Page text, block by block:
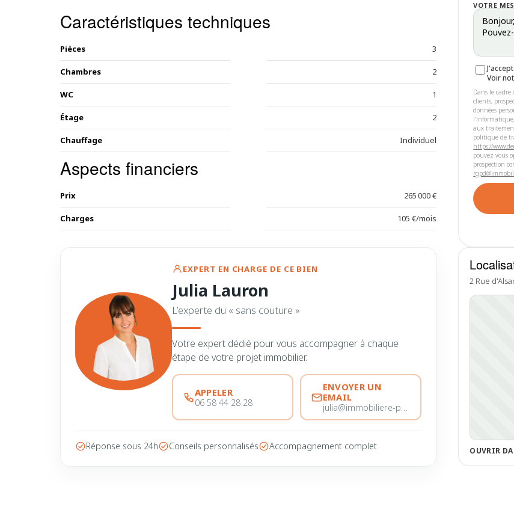
VOTRE
Voir
Dans le cadre
clients,
données
aux
politique de
https://
pouvez vous
prospection
2 Rue
OUVRIR
Caractéristiques techniques
Pièces 3
Chambres 2
WC 1
Étage 2
Chauffage Individuel
Aspects financiers
Prix 265 000 €
Charges 105 €/mois
EXPERT EN CHARGE DE CE BIEN
Julia Lauron
L’experte du « sans couture »
Votre expert dédié pour vous accompagner à chaque
étape de votre projet immobilier.
APPELER
06 58 44 28 28
ENVOYER UN
EMAIL
julia@immobiliere-pujol.fr
Réponse sous 24h Conseils personnalisés Accompagnement complet